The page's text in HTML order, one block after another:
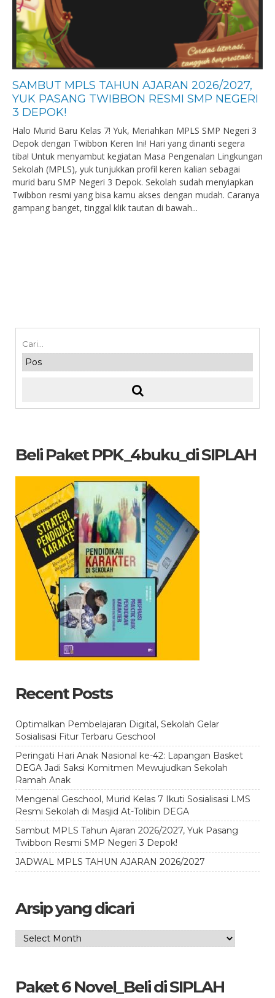
SAMBUT MPLS TAHUN AJARAN 2026/2027,
YUK PASANG TWIBBON RESMI SMP NEGERI
3 DEPOK!
Halo Murid Baru Kelas 7! Yuk, Meriahkan MPLS SMP Negeri 3
Depok dengan Twibbon Keren Ini! Hari yang dinanti segera
tiba! Untuk menyambut kegiatan Masa Pengenalan Lingkungan
Sekolah (MPLS), yuk tunjukkan profil keren kalian sebagai
murid baru SMP Negeri 3 Depok. Sekolah sudah menyiapkan
Twibbon resmi yang bisa kamu akses dengan mudah. Caranya
gampang banget, tinggal klik tautan di bawah...
Beli Paket PPK_4buku_di SIPLAH
Recent Posts
Optimalkan Pembelajaran Digital, Sekolah Gelar
Sosialisasi Fitur Terbaru Geschool
Peringati Hari Anak Nasional ke-42: Lapangan Basket
DEGA Jadi Saksi Komitmen Mewujudkan Sekolah
Ramah Anak
Mengenal Geschool, Murid Kelas 7 Ikuti Sosialisasi LMS
Resmi Sekolah di Masjid At-Tolibin DEGA
Sambut MPLS Tahun Ajaran 2026/2027, Yuk Pasang
Twibbon Resmi SMP Negeri 3 Depok!
JADWAL MPLS TAHUN AJARAN 2026/2027
Arsip yang dicari
Arsip
Paket 6 Novel_Beli di SIPLAH